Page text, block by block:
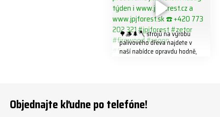
🌳🪵🌲🪓 strojů na výrobu
palivového dřeva najdete v
naší nabídce opravdu hodně,
#firewoodproduction
Objednajte kľudne po telefóne!